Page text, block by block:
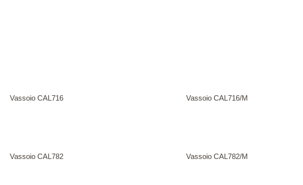
Vassoio CAL716 Vassoio CAL716/M
Vassoio CAL782 Vassoio CAL782/M